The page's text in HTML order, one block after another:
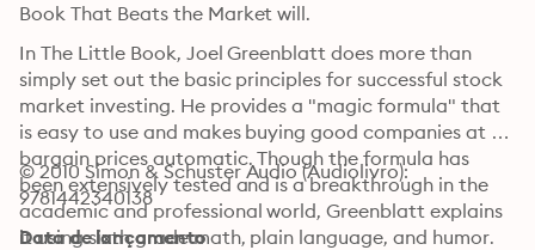
Book That Beats the Market will.
In The Little Book, Joel Greenblatt does more than
simply set out the basic principles for successful stock
market investing. He provides a "magic formula" that
is easy to use and makes buying good companies at
bargain prices automatic. Though the formula has
been extensively tested and is a breakthrough in the
academic and professional world, Greenblatt explains
it using sixth grade math, plain language, and humor.
© 2010 Simon & Schuster Audio (Audiolivro):
9781442340138
Data de lançamento